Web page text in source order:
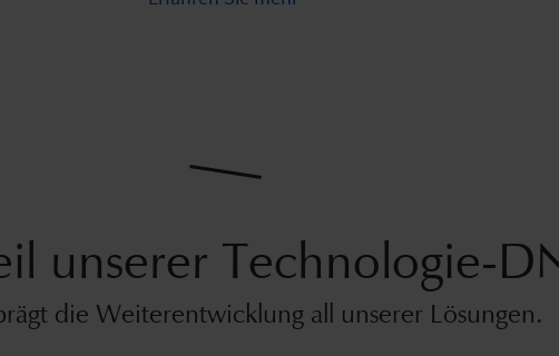
unserer Technologie-
die Weiterentwicklung all unserer Lösungen.